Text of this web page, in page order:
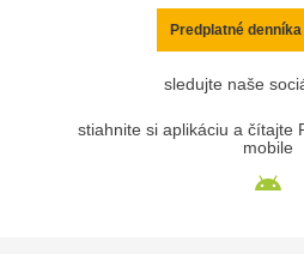
Predplatné
sledujte naše
stiahnite si aplikáciu a čítajte
mobile